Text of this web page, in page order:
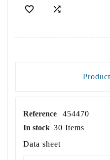
 
Reference
454470
In stock 30 Items
Data sheet